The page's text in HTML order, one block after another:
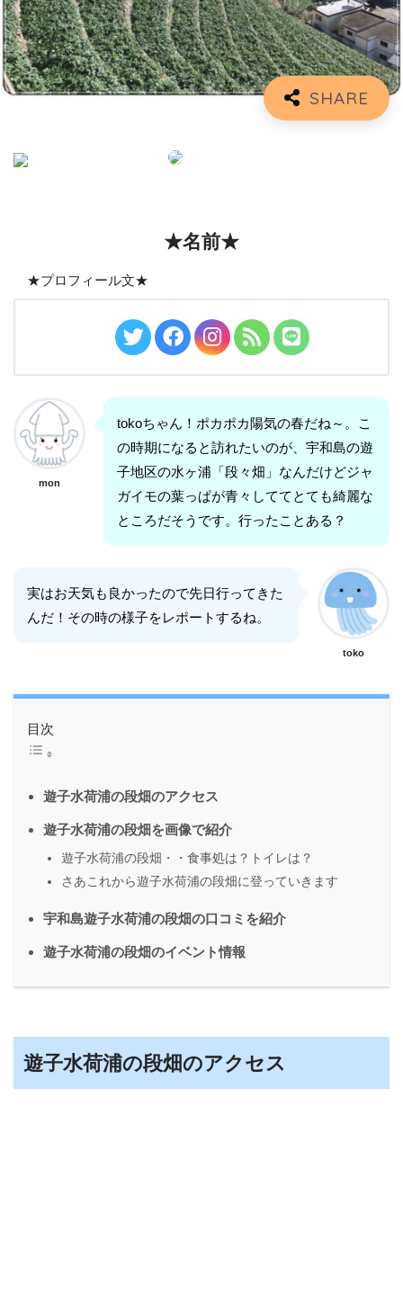
★名前★
★プロフィール文★
mon
tokoちゃん！ポカポカ陽気の春だね～。こ
の時期になると訪れたいのが、宇和島の遊
子地区の水ヶ浦「段々畑」なんだけどジャ
ガイモの葉っぱが青々しててとても綺麗な
ところだそうです。行ったことある？
実はお天気も良かったので先日行ってきた
んだ！その時の様子をレポートするね。
toko
目次
遊子水荷浦の段畑のアクセス
遊子水荷浦の段畑を画像で紹介
遊子水荷浦の段畑・・食事処は？トイレは？
さあこれから遊子水荷浦の段畑に登っていきます
宇和島遊子水荷浦の段畑の口コミを紹介
遊子水荷浦の段畑のイベント情報
遊子水荷浦の段畑のアクセス